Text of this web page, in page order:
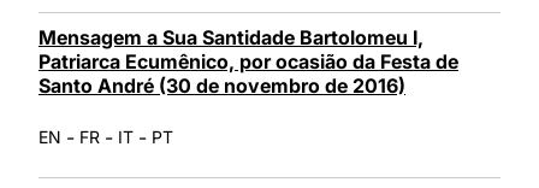
Mensagem a Sua Santidade Bartolomeu I,
Patriarca Ecumênico, por ocasião da Festa de
Santo André (30 de novembro de 2016)
EN - FR - IT - PT